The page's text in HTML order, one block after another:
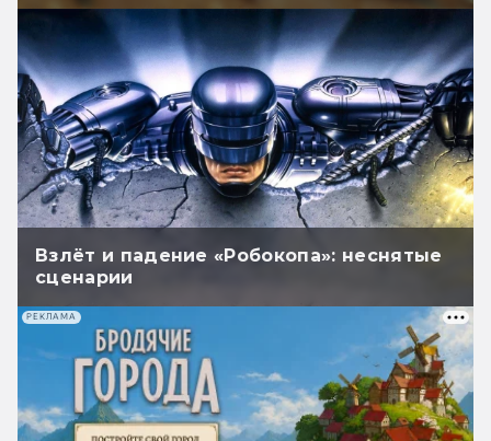
Взлёт и падение «Робокопа»: неснятые
сценарии
РЕКЛАМА